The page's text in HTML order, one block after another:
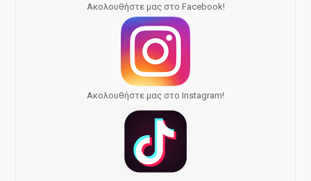
Ακολουθήστε μας στο Facebook!
Ακολουθήστε μας στο Instagram!